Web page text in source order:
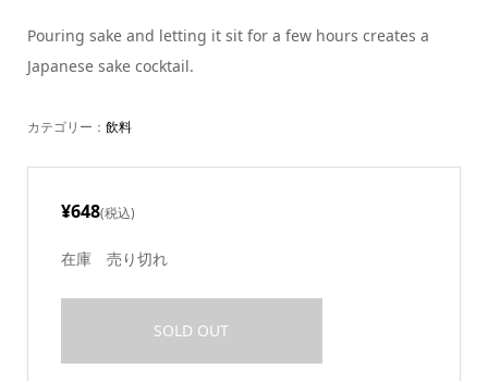
Pouring sake and letting it sit for a few hours creates a
Japanese sake cocktail.
カテゴリー： 飲料
¥648(税込)
在庫 売り切れ
SOLD OUT